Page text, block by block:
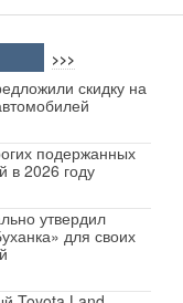
>>>
скидку на
подержанных
в 2026 году
утвердил
для своих